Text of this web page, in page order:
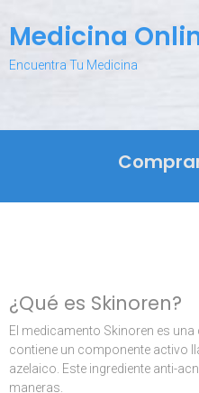
content
Medicina
Encuentra Tu Medicina
¿Qué es Skinoren?
El medicamento Skinoren es una
contiene un componente activo
azelaico. Este ingrediente anti-
maneras.